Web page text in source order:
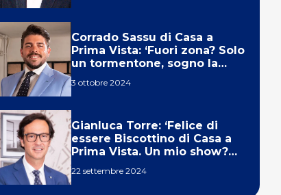
Corrado Sassu di Casa a
Prima Vista: ‘Fuori zona? Solo
un tormentone, sogno la
3 ottobre 2024
Gianluca Torre: ‘Felice di
essere Biscottino di Casa a
Prima Vista. Un mio show?
22 settembre 2024